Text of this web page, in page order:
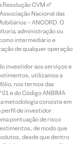
CVM nº
Nacional das
– ANCORD. O
administração ou
intermediário e
de qualquer operação
investidor aos serviços e
utilizamos a
nos termos das
e do Código ANBIMA
metodologia consiste em
perfil de investidor
pontuação de risco
de modo que
desde que dentro